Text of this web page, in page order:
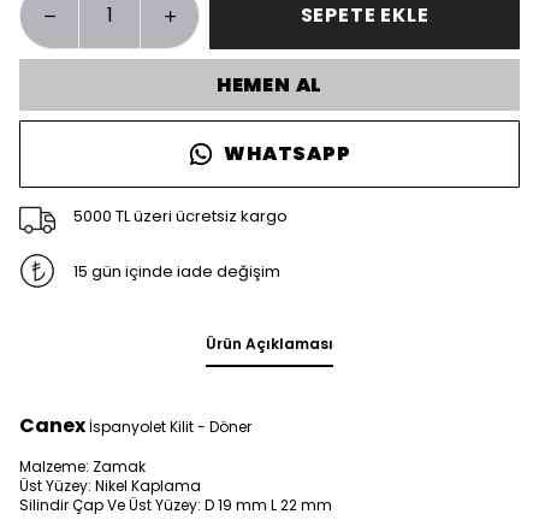
SEPETE EKLE
HEMEN AL
WHATSAPP
5000 TL üzeri ücretsiz kargo
15 gün içinde iade değişim
Ürün Açıklaması
Canex İspanyolet Kilit - Döner
Malzeme: Zamak
Üst Yüzey: Nikel Kaplama
Silindir Çap Ve Üst Yüzey: D 19 mm L 22 mm